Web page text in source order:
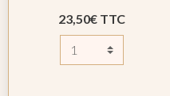
23,50€ TTC